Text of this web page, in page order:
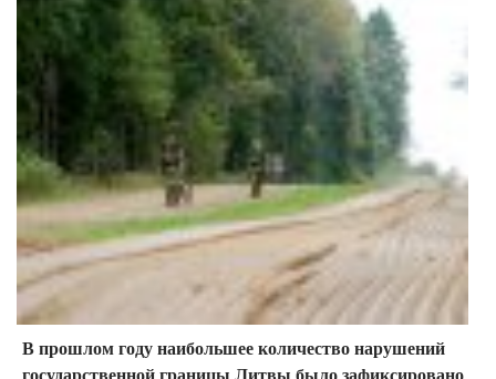
В прошлом году наибольшее количество нарушений